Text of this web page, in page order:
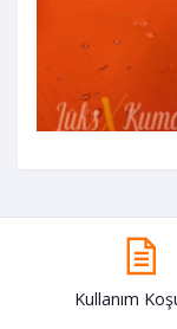
Kullanım